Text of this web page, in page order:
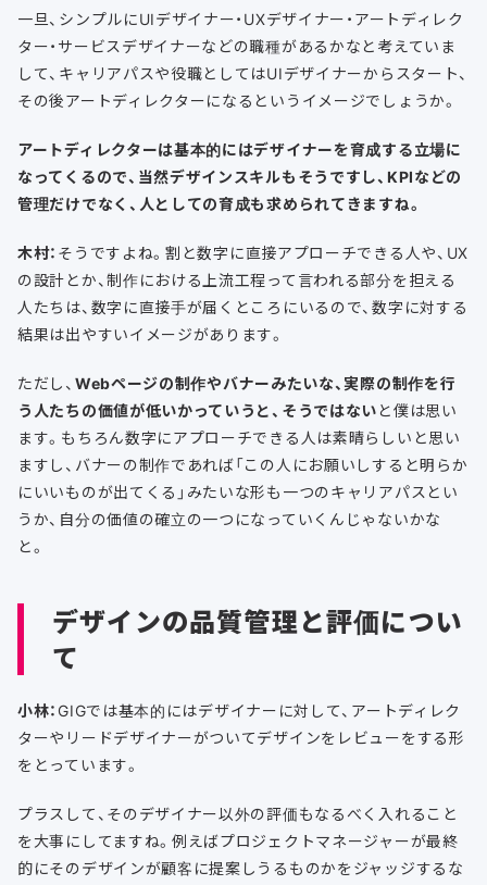
一旦、シンプルにUIデザイナー・UXデザイナー・アートディレク
ター・サービスデザイナーなどの職種があるかなと考えていま
して、キャリアパスや役職としてはUIデザイナーからスタート、
その後アートディレクターになるというイメージでしょうか。
アートディレクターは基本的にはデザイナーを育成する立場に
なってくるので、当然デザインスキルもそうですし、KPIなどの
管理だけでなく、人としての育成も求められてきますね。
木村： そうですよね。割と数字に直接アプローチできる人や、UX
の設計とか、制作における上流工程って言われる部分を担える
人たちは、数字に直接手が届くところにいるので、数字に対する
結果は出やすいイメージがあります。
ただし、 Webページの制作やバナーみたいな、実際の制作を行
う人たちの価値が低いかっていうと、そうではないと僕は思い
ます。もちろん数字にアプローチできる人は素晴らしいと思い
ますし、バナーの制作であれば「この人にお願いしすると明らか
にいいものが出てくる」みたいな形も一つのキャリアパスとい
うか、自分の価値の確立の一つになっていくんじゃないかな
と。
デザインの品質管理と評価につい
て
小林： GIGでは基本的にはデザイナーに対して、アートディレク
ターやリードデザイナーがついてデザインをレビューをする形
をとっています。
プラスして、そのデザイナー以外の評価もなるべく入れること
を大事にしてますね。例えばプロジェクトマネージャーが最終
的にそのデザインが顧客に提案しうるものかをジャッジするな